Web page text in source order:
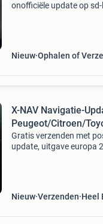
onofficiële update op
Nieuw Ophalen of
X-NAV Navigatie-
Peugeot/Citroen/
Gratis verzenden met
update, uitgave europa
Nieuw Verzenden Heel